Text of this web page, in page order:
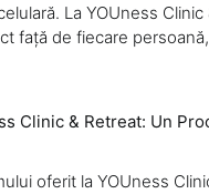
La YOUness
față de fiecare
Clinic & Retreat: Un
oferit la YOUness